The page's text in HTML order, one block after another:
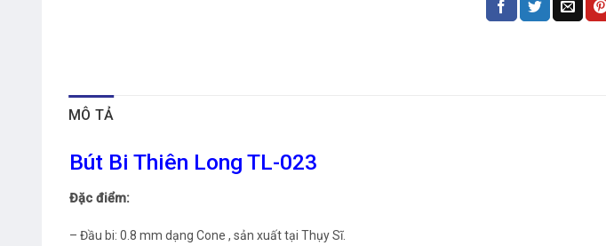
MÔ TẢ
Bút Bi Thiên Long TL-023
Đặc điểm:
– Đầu bi: 0.8 mm dạng Cone , sản xuất tại Thụy Sĩ.